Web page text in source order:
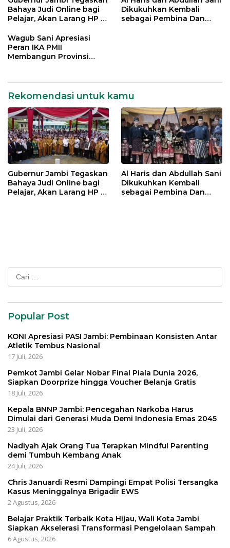
Bahaya Judi Online bagi
Pelajar, Akan Larang HP di
Dikukuhkan Kembali
sebagai Pembina Dan
Wagub Sani Apresiasi
Peran IKA PMII
Membangun Provinsi
Rekomendasi untuk kamu
Gubernur Jambi Tegaskan
Bahaya Judi Online bagi
Pelajar, Akan Larang HP di
Al Haris dan Abdullah Sani
Dikukuhkan Kembali
sebagai Pembina Dan
Cari
untuk:
Popular Post
KONI Apresiasi PASI Jambi: Pembinaan Konsisten Antar
Atletik Tembus Nasional
17 Juli, 2026
Pemkot Jambi Gelar Nobar Final Piala Dunia 2026,
Siapkan Doorprize hingga Voucher Belanja Gratis
18 Juli, 2026
Kepala BNNP Jambi: Pencegahan Narkoba Harus
Dimulai dari Generasi Muda Demi Indonesia Emas 2045
23 Juli, 2026
Nadiyah Ajak Orang Tua Terapkan Mindful Parenting
demi Tumbuh Kembang Anak
24 Juli, 2026
Chris Januardi Resmi Dampingi Empat Polisi Tersangka
Kasus Meninggalnya Brigadir EWS
2 Agustus, 2026
Belajar Praktik Terbaik Kota Hijau, Wali Kota Jambi
Siapkan Akselerasi Transformasi Pengelolaan Sampah
6 Agustus, 2026